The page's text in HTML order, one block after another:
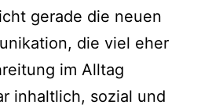
gerade die neuen
die viel eher
im Alltag
inhaltlich, sozial und